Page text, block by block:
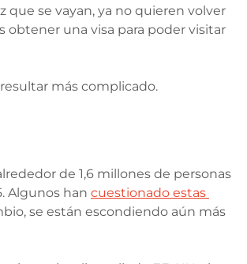
que se vayan, ya no quieren volver
obtener una visa para poder visitar
más complicado.
de 1,6 millones de personas
Algunos han cuestionado estas
se están escondiendo aún más